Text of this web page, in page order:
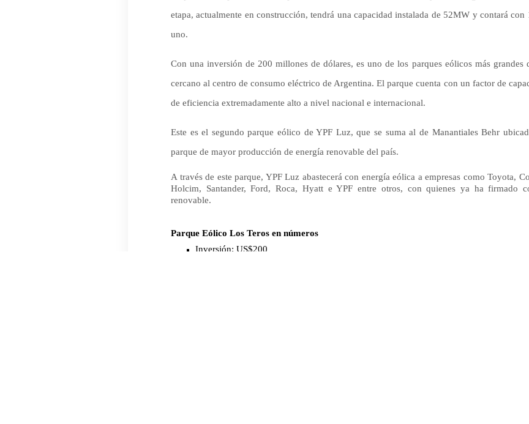
etapa, actualmente en construcción, tendrá una capacidad instalada de 52MW y contará con
uno.
Con una inversión de 200 millones de dólares, es uno de los parques eólicos más grandes
cercano al centro de consumo eléctrico de Argentina. El parquecuenta con un factor de
de eficiencia extremadamente alto a nivel nacional e internacional.
Este es el segundo parque eólico de YPF Luz, que se suma al de Manantiales Behr
parque de mayor producción de energía renovable del país.
A través de este parque, YPF Luz abastecerá con energía eólica a empresas como Toyota,
Holcim, Santander, Ford, Roca, Hyatt e YPF entre otros, con quienes ya ha firmado
renovable.
Parque Eólico Los Teros en números
Inversión: US$200